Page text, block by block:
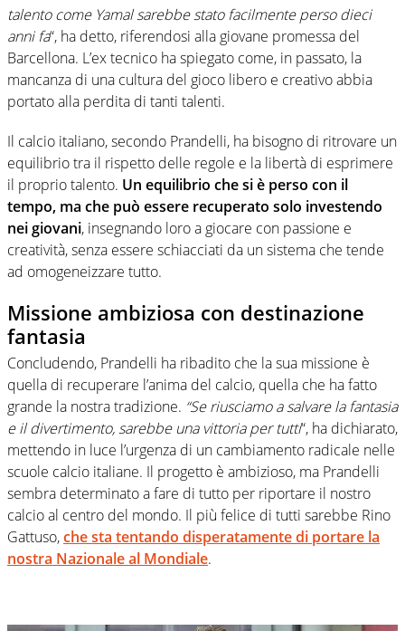
talento come Yamal sarebbe stato facilmente perso dieci
anni fa“, ha detto, riferendosi alla giovane promessa del
Barcellona. L’ex tecnico ha spiegato come, in passato, la
mancanza di una cultura del gioco libero e creativo abbia
portato alla perdita di tanti talenti.
Il calcio italiano, secondo Prandelli, ha bisogno di ritrovare un
equilibrio tra il rispetto delle regole e la libertà di esprimere
il proprio talento. Un equilibrio che si è perso con il
tempo, ma che può essere recuperato solo investendo
nei giovani, insegnando loro a giocare con passione e
creatività, senza essere schiacciati da un sistema che tende
ad omogeneizzare tutto.
Missione ambiziosa con destinazione
fantasia
Concludendo, Prandelli ha ribadito che la sua missione è
quella di recuperare l’anima del calcio, quella che ha fatto
grande la nostra tradizione. “Se riusciamo a salvare la fantasia
e il divertimento, sarebbe una vittoria per tutti“, ha dichiarato,
mettendo in luce l’urgenza di un cambiamento radicale nelle
scuole calcio italiane. Il progetto è ambizioso, ma Prandelli
sembra determinato a fare di tutto per riportare il nostro
calcio al centro del mondo. Il più felice di tutti sarebbe Rino
Gattuso,che sta tentando disperatamente di portare la
nostra Nazionale al Mondiale.